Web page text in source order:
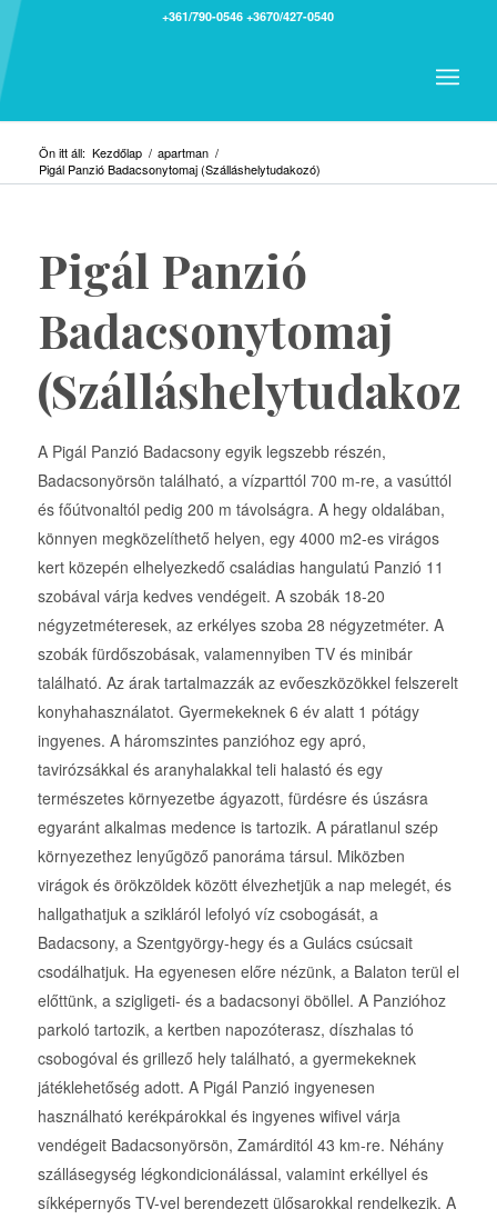
+361/790-0546 +3670/427-0540
Ön itt áll: Kezdőlap / apartman /
Pigál Panzió Badacsonytomaj (Szálláshelytudakozó)
Pigál Panzió
Badacsonytomaj
A Pigál Panzió Badacsony egyik legszebb részén,
Badacsonyörsön található, a vízparttól 700 m-re, a vasúttól
és főútvonaltól pedig 200 m távolságra. A hegy oldalában,
könnyen megközelíthető helyen, egy 4000 m2-es virágos
kert közepén elhelyezkedő családias hangulatú Panzió 11
szobával várja kedves vendégeit. A szobák 18-20
négyzetméteresek, az erkélyes szoba 28 négyzetméter. A
szobák fürdőszobásak, valamennyiben TV és minibár
található. Az árak tartalmazzák az evőeszközökkel felszerelt
konyhahasználatot. Gyermekeknek 6 év alatt 1 pótágy
ingyenes. A háromszintes panzióhoz egy apró,
tavirózsákkal és aranyhalakkal teli halastó és egy
természetes környezetbe ágyazott, fürdésre és úszásra
egyaránt alkalmas medence is tartozik. A páratlanul szép
környezethez lenyűgöző panoráma társul. Miközben
virágok és örökzöldek között élvezhetjük a nap melegét, és
hallgathatjuk a szikláról lefolyó víz csobogását, a
Badacsony, a Szentgyörgy-hegy és a Gulács csúcsait
csodálhatjuk. Ha egyenesen előre nézünk, a Balaton terül el
előttünk, a szigligeti- és a badacsonyi öböllel. A Panzióhoz
parkoló tartozik, a kertben napozóterasz, díszhalas tó
csobogóval és grillező hely található, a gyermekeknek
játéklehetőség adott. A Pigál Panzió ingyenesen
használható kerékpárokkal és ingyenes wifivel várja
vendégeit Badacsonyörsön, Zamárditól 43 km-re. Néhány
szállásegység légkondicionálással, valamint erkéllyel és
síkképernyős TV-vel berendezett ülősarokkal rendelkezik. A